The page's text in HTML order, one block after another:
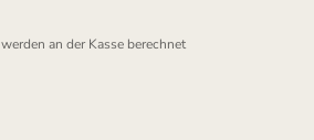
werden an der Kasse berechnet